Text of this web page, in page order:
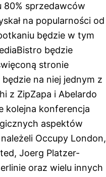
80% sprzedawców
na popularności od
będzie w tym
będzie
stronie
na niej jednym z
z ZipZapa i Abelardo
kolejna konferencja
aspektów
Occupy London,
Joerg Platzer-
oraz wielu innych